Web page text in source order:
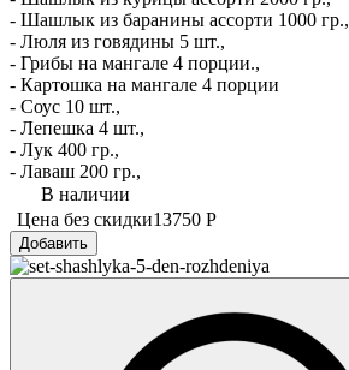
- Шашлык из баранины ассорти 1000 гр.,
- Люля из говядины 5 шт.,
- Грибы на мангале 4 порции.,
- Картошка на мангале 4 порции
- Соус 10 шт.,
- Лепешка 4 шт.,
- Лук 400 гр.,
- Лаваш 200 гр.,
В наличии
Цена без скидки13750 Р
Добавить